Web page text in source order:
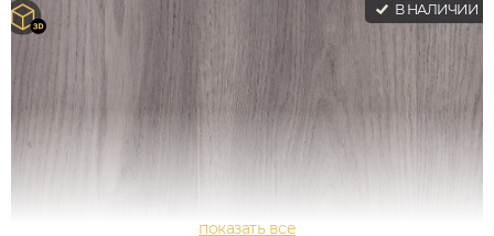
В НАЛИЧИИ